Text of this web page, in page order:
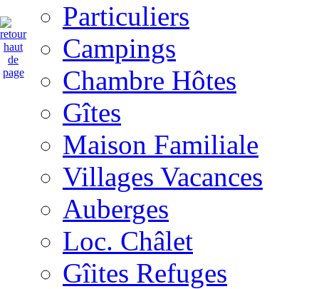
Particuliers
Campings
Chambre Hôtes
Gîtes
Maison Familiale
Villages Vacances
Auberges
Loc. Châlet
Gîites Refuges